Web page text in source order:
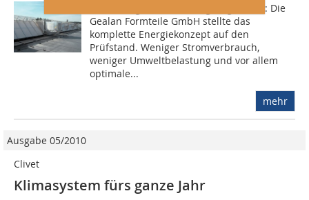
Am Anfang stand ein ehrgeiziger Plan: Die
Gea­lan Formteile GmbH stellte das
komplette Energiekonzept auf den
Prüfstand. Weniger Stromverbrauch,
weniger Umweltbelas­tung und vor allem
optimale...
mehr
Ausgabe 05/2010
Clivet
Klimasystem fürs ganze Jahr